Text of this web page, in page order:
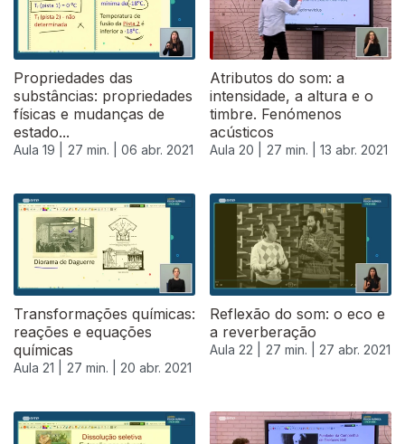
Propriedades das
substâncias: propriedades
físicas e mudanças de
estado...
Aula 19 | 27 min. | 06 abr. 2021
Atributos do som: a
intensidade, a altura e o
timbre. Fenómenos
acústicos
Aula 20 | 27 min. | 13 abr. 2021
Transformações químicas:
reações e equações
químicas
Aula 21 | 27 min. | 20 abr. 2021
Reflexão do som: o eco e
a reverberação
Aula 22 | 27 min. | 27 abr. 2021
543181